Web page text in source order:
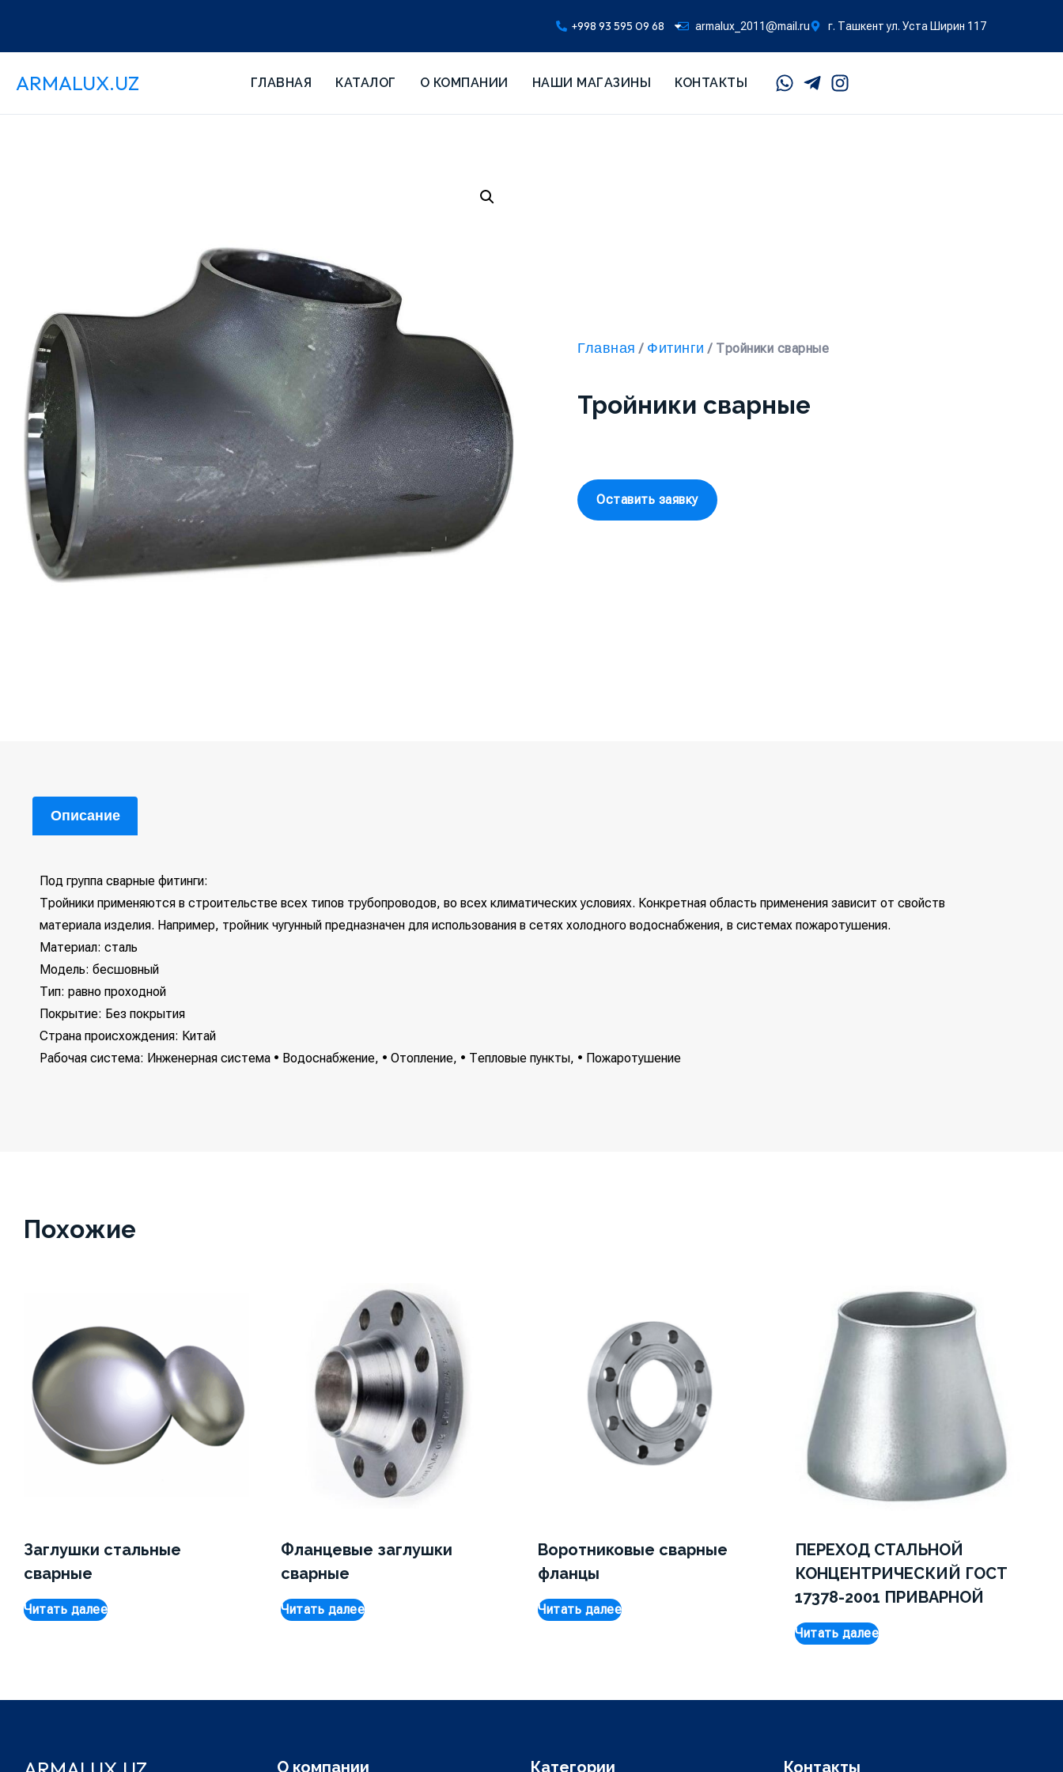
+998 93 595 09 68 armalux_2011@mail.ru г. Ташкент ул. Уста Ширин 117
ARMALUX.UZ ГЛАВНАЯ КАТАЛОГ О КОМПАНИИ НАШИ МАГАЗИНЫ КОНТАКТЫ
Главная / Фитинги / Тройники сварные
Тройники сварные
Оставить заявку
Описание
Под группа сварные фитинги:
Тройники применяются в строительстве всех типов трубопроводов, во всех климатических условиях. Конкретная область применения зависит от свойств
материала изделия. Например, тройник чугунный предназначен для использования в сетях холодного водоснабжения, в системах пожаротушения.
Материал: сталь
Модель: бесшовный
Тип: равно проходной
Покрытие: Без покрытия
Страна происхождения: Китай
Рабочая система: Инженерная система • Водоснабжение, • Отопление, • Тепловые пункты, • Пожаротушение
Похожие
Заглушки стальные
сварные
Читать далее
Фланцевые заглушки
сварные
Читать далее
Воротниковые сварные
фланцы
Читать далее
ПЕРЕХОД СТАЛЬНОЙ
КОНЦЕНТРИЧЕСКИЙ ГОСТ
17378-2001 ПРИВАРНОЙ
Читать далее
О компании Категории Контакты